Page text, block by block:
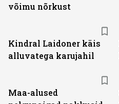
võimu nõrkust
Kindral Laidoner käis
alluvatega karujahil
Maa-alused